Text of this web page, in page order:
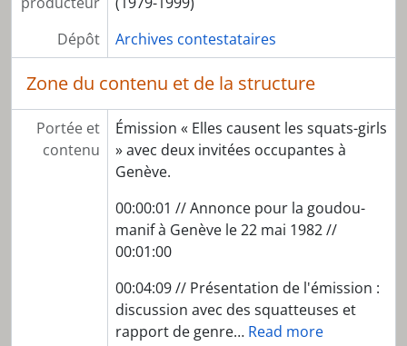
[Pièce] C-0071_B - Wendo / Une internationaliste revient d'Afghanistan
[Pièce] C-0070_A - Wendo / Une internationaliste revient d'Afghanistan
[Pièce] C-0072_A - Une soirée au centre femmes Genève
[Pièce] C-0072_B - Une soirée au centre femmes Genève
[Pièce] C-0085_B - L'Afghanistan, partie 1
[Pièce] C-0085_A - L'Afghanistan, partie 2
[Pièce] C-0073_A - Le MLF de l'Île Maurice
[Pièce] C-0073_B - Le MLF de l'Île Maurice
[Pièce] C-0074_A - Femmes Sahraouies
[Pièce] C-0074_B - Femmes Sahraouies
[Pièce] C-0075_A - Les lesbiennes et les enfants
[Sous-série] SS03 - RPL 1983
[Sous-série] SS04 - RPL 1984
[Sous-série] SS05 - RPL 1985
Dépôt
Archives contestataires
Zone du contenu et de la structure
Portée et
contenu
Émission « Elles causent les squats-girls
» avec deux invitées occupantes à
Genève.
00:00:01 // Annonce pour la goudou-
manif à Genève le 22 mai 1982 //
00:01:00
00:04:09 // Présentation de l'émission :
discussion avec des squatteuses et
rapport de genre… Read more